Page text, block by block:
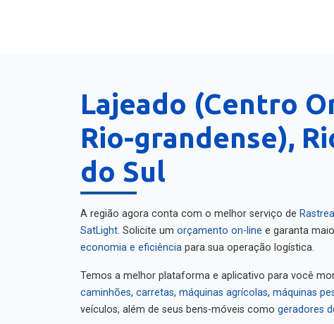
Lajeado (Centro
Rio-grandense),
do Sul
A região agora conta com o melhor serviço de
SatLight
. Solicite um orçamento on-line
e garanta
economia e eficiência
para sua operação logística.
Temos a melhor plataforma e aplicativo para você
caminhões
máquinas agrícolas máquinas
veículos, além de seus bens-móveis como
geradores